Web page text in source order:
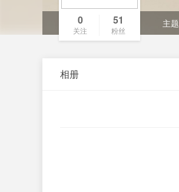
0
关注
51
粉丝
主题
相册